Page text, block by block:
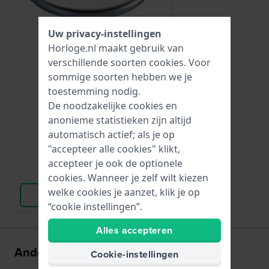
Renata
CR1220
CR1220
5,-
● Op voorraad
Vergelijk
Bekijk Product
Anderen kochten ook
Uw privacy-instellingen
Horloge.nl maakt gebruik van
verschillende soorten cookies. Voor
sommige soorten hebben we je
toestemming nodig.
De noodzakelijke cookies en
anonieme statistieken zijn altijd
automatisch actief; als je op
"accepteer alle cookies" klikt,
accepteer je ook de optionele
cookies. Wanneer je zelf wilt kiezen
welke cookies je aanzet, klik je op
“cookie instellingen”.
Alles accepteren
Cookie-instellingen